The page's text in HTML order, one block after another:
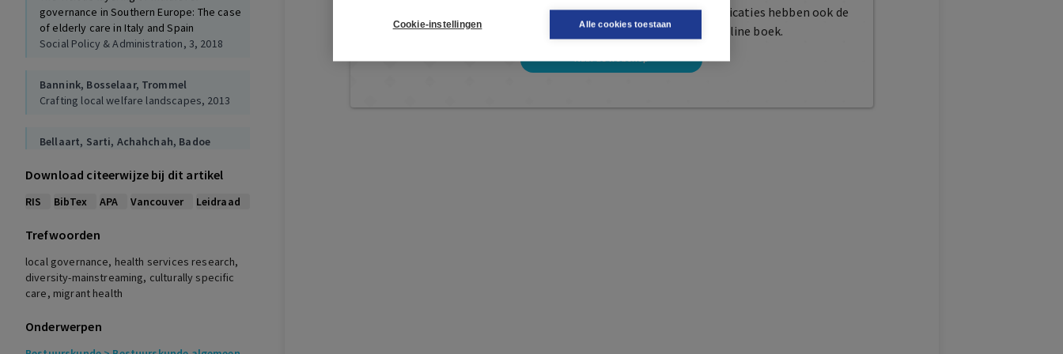
Cookie-instellingen Alle cookies toestaan
governance in Southern Europe: The case
of elderly care in Italy and Spain
Social Policy & Administration, 3, 2018
Bannink, Bosselaar, Trommel
Crafting local welfare landscapes, 2013
Bellaart, Sarti, Achahchah, Badoe
Kennisplatform Integratie, 2020
Local cross-sector partnerships: Tackling
Management and
Leadership, 3, 2011
The local dimension of migration
policymaking, 2010
Download citeerwijze bij dit artikel
RIS BibTex APA Vancouver Leidraad
Trefwoorden
local governance, health services research,
diversity-mainstreaming, culturally specific
care, migrant health
Onderwerpen
Deze publicatie is ook te vinden in onze webshop. Sommige publicaties hebben ook de
mogelijkheid om direct toegang te kopen tot het online boek.
Naar de webshop